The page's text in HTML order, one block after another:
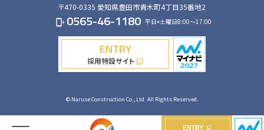
〒470-0335 愛知県豊田市青木町4丁目35番地2
phonelink_ring 0565-46-1180 平日+土曜日8:00～17:00
ENTRY
採用特設サイトfilter_none
© Naruse Construction Co., Ltd. All Rights Reserved.